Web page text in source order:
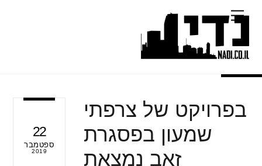
content
Menu
22
ספטמבר
2019
בפרויקט של צרפתי
שמעון בפסגרת
זאב נמצאת